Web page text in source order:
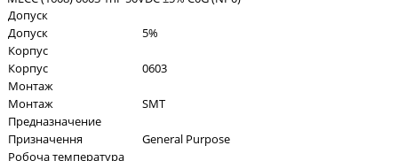
Допуск
Допуск
5%
Корпус
Корпус
0603
Монтаж
Монтаж
SMT
Предназначение
Призначення
General Purpose
Робоча температура